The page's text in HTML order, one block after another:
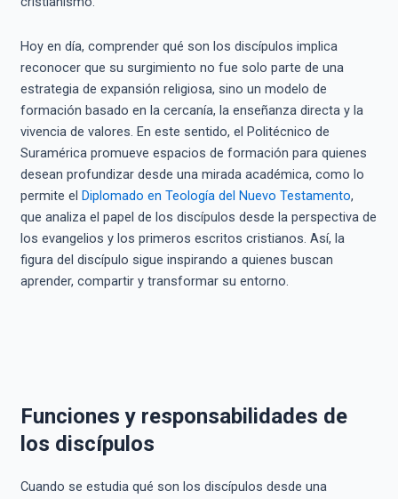
Hoy en día, comprender qué son los discípulos implica
reconocer que su surgimiento no fue solo parte de una
estrategia de expansión religiosa, sino un modelo de
formación basado en la cercanía, la enseñanza directa y la
vivencia de valores. En este sentido, el Politécnico de
Suramérica promueve espacios de formación para quienes
desean profundizar desde una mirada académica, como lo
permite el Diplomado en Teología del Nuevo Testamento,
que analiza el papel de los discípulos desde la perspectiva de
los evangelios y los primeros escritos cristianos. Así, la
figura del discípulo sigue inspirando a quienes buscan
aprender, compartir y transformar su entorno.
Funciones y responsabilidades de
los discípulos
Cuando se estudia qué son los discípulos desde una